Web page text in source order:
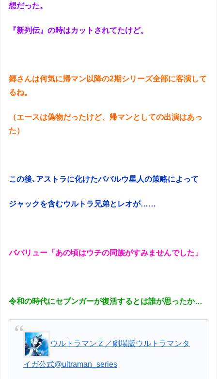
想だった。
『新列伝』の時はカットされてたけど。
郷さんは何気に帰マン以降の2期シリーズ全部に客演して
るね。
（エースは偽物だったけど、帰マンとしての出演はあっ
た）
この後､アストラに化けたババルウ星人の策略によって
ジャックを含むウルトラ兄弟とレオが……
ババリュー「あの頃はウチの同族がすみませんでした」
令和の時代にセブンガーが復活するとは誰が思ったか…
ウルトラマンＺ／劇場版ウルトラマンタ
イガ公式@ultraman_series